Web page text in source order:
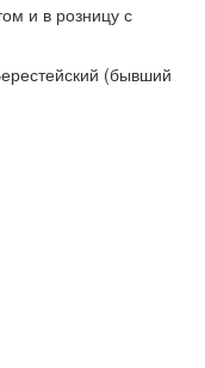
и в розницу с
(бывший